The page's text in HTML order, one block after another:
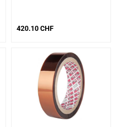
420.10 CHF